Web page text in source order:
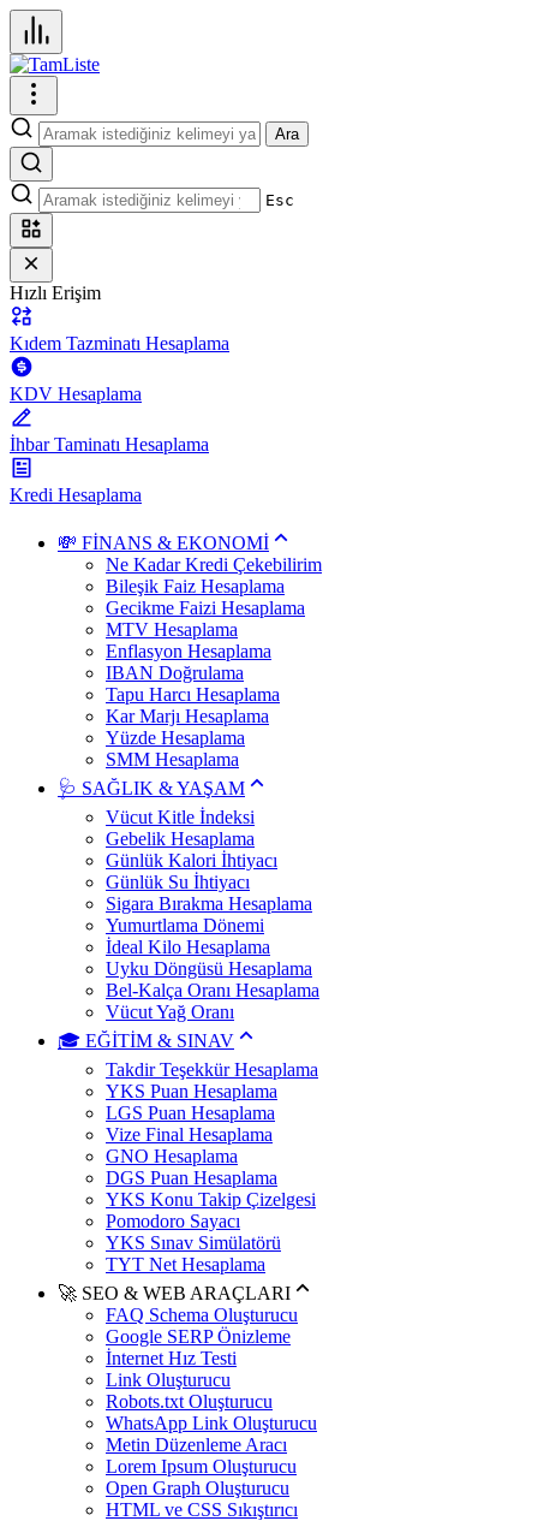
Ara
Esc
Hızlı Erişim
Kıdem Tazminatı Hesaplama
KDV Hesaplama
İhbar Taminatı Hesaplama
Kredi Hesaplama
💸 FİNANS & EKONOMİ
Ne Kadar Kredi Çekebilirim
Bileşik Faiz Hesaplama
Gecikme Faizi Hesaplama
MTV Hesaplama
Enflasyon Hesaplama
IBAN Doğrulama
Tapu Harcı Hesaplama
Kar Marjı Hesaplama
Yüzde Hesaplama
SMM Hesaplama
🩺 SAĞLIK & YAŞAM
Vücut Kitle İndeksi
Gebelik Hesaplama
Günlük Kalori İhtiyacı
Günlük Su İhtiyacı
Sigara Bırakma Hesaplama
Yumurtlama Dönemi
İdeal Kilo Hesaplama
Uyku Döngüsü Hesaplama
Bel-Kalça Oranı Hesaplama
Vücut Yağ Oranı
🎓 EĞİTİM & SINAV
Takdir Teşekkür Hesaplama
YKS Puan Hesaplama
LGS Puan Hesaplama
Vize Final Hesaplama
GNO Hesaplama
DGS Puan Hesaplama
YKS Konu Takip Çizelgesi
Pomodoro Sayacı
YKS Sınav Simülatörü
TYT Net Hesaplama
🚀 SEO & WEB ARAÇLARI
FAQ Schema Oluşturucu
Google SERP Önizleme
İnternet Hız Testi
Link Oluşturucu
Robots.txt Oluşturucu
WhatsApp Link Oluşturucu
Metin Düzenleme Aracı
Lorem Ipsum Oluşturucu
Open Graph Oluşturucu
HTML ve CSS Sıkıştırıcı